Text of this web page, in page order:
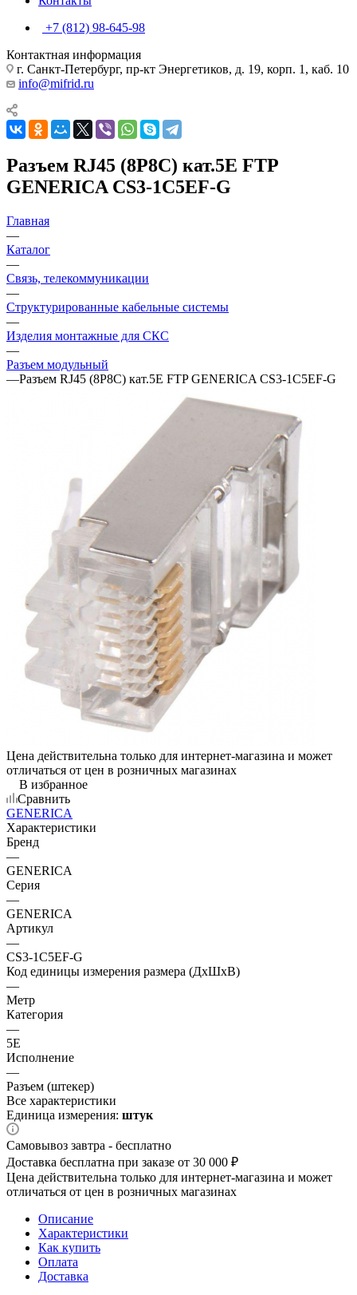
+7 (812) 98-645-98
Контактная информация
г. Санкт-Петербург, пр-кт Энергетиков, д. 19, корп. 1, каб. 10
info@mifrid.ru
Разъем RJ45 (8P8C) кат.5E FTP
GENERICA CS3-1C5EF-G
Главная
—
Каталог
—
Связь, телекоммуникации
—
Структурированные кабельные системы
—
Изделия монтажные для СКС
—
Разъем модульный
—Разъем RJ45 (8P8C) кат.5E FTP GENERICA CS3-1C5EF-G
Цена действительна только для интернет-магазина и может
отличаться от цен в розничных магазинах
В избранное
Сравнить
GENERICA
Характеристики
Бренд
—
GENERICA
Серия
—
GENERICA
Артикул
—
CS3-1C5EF-G
Код единицы измерения размера (ДхШхВ)
—
Метр
Категория
—
5E
Исполнение
—
Разъем (штекер)
Все характеристики
Единица измерения: штук
Самовывоз завтра - бесплатно
Доставка бесплатна при заказе от 30 000 ₽
Цена действительна только для интернет-магазина и может
отличаться от цен в розничных магазинах
Описание
Характеристики
Как купить
Оплата
Доставка